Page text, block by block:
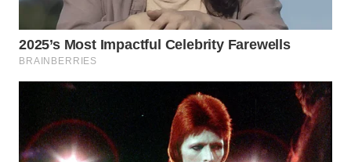
GORONTALO
WN
MALUKU